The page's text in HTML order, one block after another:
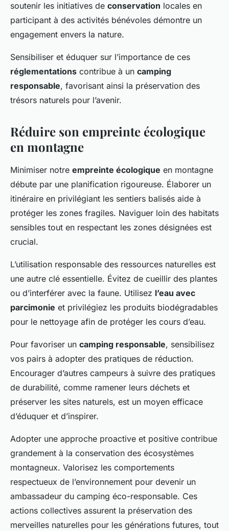
soutenir les initiatives de conservation locales en
participant à des activités bénévoles démontre un
engagement envers la nature.
Sensibiliser et éduquer sur l’importance de ces
réglementations contribue à un camping
responsable, favorisant ainsi la préservation des
trésors naturels pour l’avenir.
Réduire son empreinte écologique
en montagne
Minimiser notre empreinte écologique en montagne
débute par une planification rigoureuse. Élaborer un
itinéraire en privilégiant les sentiers balisés aide à
protéger les zones fragiles. Naviguer loin des habitats
sensibles tout en respectant les zones désignées est
crucial.
L’utilisation responsable des ressources naturelles est
une autre clé essentielle. Évitez de cueillir des plantes
ou d’interférer avec la faune. Utilisez l’eau avec
parcimonie et privilégiez les produits biodégradables
pour le nettoyage afin de protéger les cours d’eau.
Pour favoriser un camping responsable, sensibilisez
vos pairs à adopter des pratiques de réduction.
Encourager d’autres campeurs à suivre des pratiques
de durabilité, comme ramener leurs déchets et
préserver les sites naturels, est un moyen efficace
d’éduquer et d’inspirer.
Adopter une approche proactive et positive contribue
grandement à la conservation des écosystèmes
montagneux. Valorisez les comportements
respectueux de l’environnement pour devenir un
ambassadeur du camping éco-responsable. Ces
actions collectives assurent la préservation des
merveilles naturelles pour les générations futures, tout